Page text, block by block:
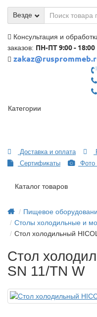
Везде
Консультация и
заказов: ПН-ПТ 9:00 - 18:00
Категории
Доставка и оплата
Сертификаты
Фото
Каталог товаров
Пищевое
Столы холодильные и
Стол холодильный
Стол
SN 11/TN W